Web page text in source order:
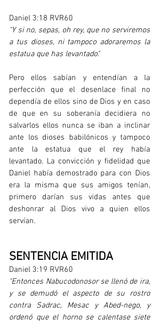
Daniel 3:18 RVR60
"Y si no, sepas, oh rey, que no serviremos
a tus dioses, ni tampoco adoraremos la
estatua que has levantado."
Pero ellos sabían y entendían a la
perfección que el desenlace final no
dependía de ellos sino de Dios y en caso
de que en su soberanía decidiera no
salvarlos ellos nunca se iban a inclinar
ante los dioses babilónicos y tampoco
ante la estatua que el rey había
levantado. La convicción y fidelidad que
Daniel había demostrado para con Dios
era la misma que sus amigos tenían,
primero darían sus vidas antes que
deshonrar al Dios vivo a quien ellos
servían.
SENTENCIA EMITIDA
Daniel 3:19 RVR60
"Entonces Nabucodonosor se llenó de ira,
y se demudó el aspecto de su rostro
contra Sadrac, Mesac y Abed-nego, y
ordenó que el horno se calentase siete